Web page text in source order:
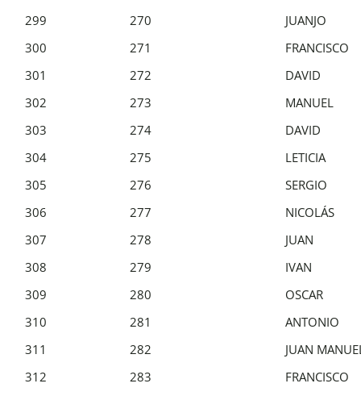
299
270
JUANJO
300
271
FRANCISCO
301
272
DAVID
302
273
MANUEL
303
274
DAVID
304
275
LETICIA
305
276
SERGIO
306
277
NICOLÁS
307
278
JUAN
308
279
IVAN
309
280
OSCAR
310
281
ANTONIO
311
282
JUAN
312
283
FRANCISCO